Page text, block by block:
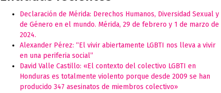
Declaración de Mérida: Derechos Humanos, Diversidad Sexual y
de Género en el mundo. Mérida, 29 de febrero y 1 de marzo de
2024.
Alexander Pérez: “El vivir abiertamente LGBTI nos lleva a vivir
en una periferia social”
David Valle Castillo: «El contexto del colectivo LGBTI en
Honduras es totalmente violento porque desde 2009 se han
producido 347 asesinatos de miembros colectivo»